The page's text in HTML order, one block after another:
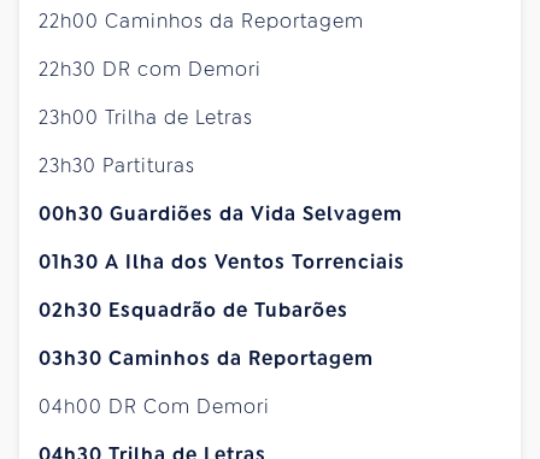
22h00 Caminhos da Reportagem
22h30 DR com Demori
23h00 Trilha de Letras
23h30 Partituras
00h30 Guardiões da Vida Selvagem
01h30 A Ilha dos Ventos Torrenciais
02h30 Esquadrão de Tubarões
03h30 Caminhos da Reportagem
04h00 DR Com Demori